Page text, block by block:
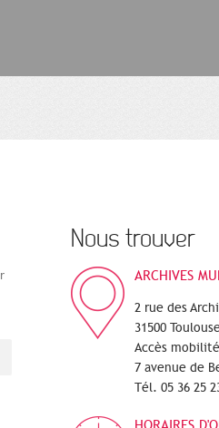
Nous trouver
ARCHIVES
2 rue des
31500
Accès
7 avenue de
Tél. 05 36 25